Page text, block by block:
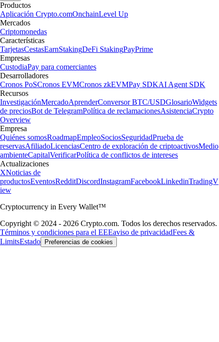
Productos
Aplicación Crypto.comOnchainLevel Up
Mercados
Criptomonedas
Características
TarjetasCestasEarnStakingDeFi StakingPayPrime
Empresas
CustodiaPay para comerciantes
Desarrolladores
Cronos PoSCronos EVMCronos zkEVMPay SDKAI Agent SDK
Recursos
InvestigaciónMercadoAprenderConversor BTC/USDGlosarioWidgets
de preciosBot de TelegramPolítica de reclamacionesAsistenciaCrypto
Overview
Empresa
Quiénes somosRoadmapEmpleoSociosSeguridadPrueba de
reservasAfiliadoLicenciasCentro de exploración de criptoactivosMedio
ambienteCapitalVerificarPolítica de conflictos de intereses
Actualizaciones
XNoticias de
productosEventosRedditDiscordInstagramFacebookLinkedinTradingV
iew
Cryptocurrency in Every Wallet™
Copyright © 2024 - 2026 Crypto.com. Todos los derechos reservados.
Términos y condiciones para el EEEaviso de privacidadFees &
LimitsEstado Preferencias de cookies